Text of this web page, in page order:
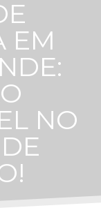
EM
NO